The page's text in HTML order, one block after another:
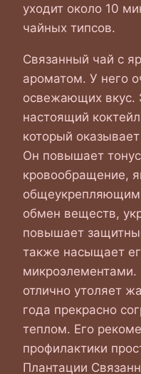
уходит около 10
чайных типсов.
Связанный чай с
ароматом. У него
освежающих вкус.
настоящий
который
Он повышает
кровообращение,
общеукрепляющим
обмен веществ,
повышает
также насыщает
отлично утоляет
года прекрасно
теплом. Его
профилактики
Плантации